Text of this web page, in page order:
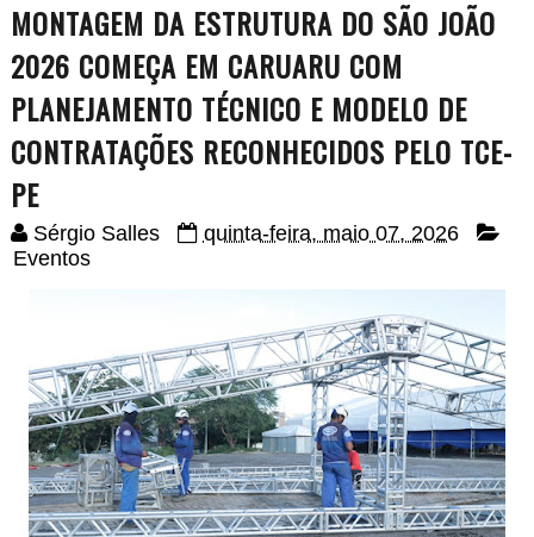
MONTAGEM DA ESTRUTURA DO SÃO JOÃO
2026 COMEÇA EM CARUARU COM
PLANEJAMENTO TÉCNICO E MODELO DE
CONTRATAÇÕES RECONHECIDOS PELO TCE-
PE
Sérgio Salles
quinta-feira, maio 07, 2026
Eventos